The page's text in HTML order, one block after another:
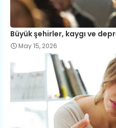
Büyük şehirler, kaygı ve
May 15, 2026